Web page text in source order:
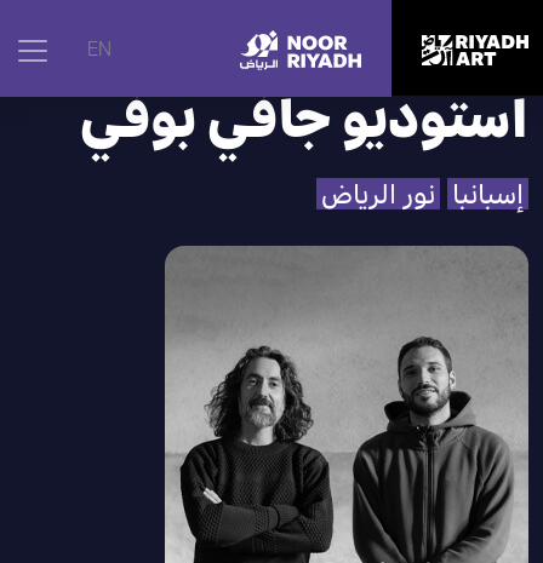
EN الرئيسية | الفنانون استوديو جافي بوفي
استوديو جافي بوفي
إسبانبا نور الرياض